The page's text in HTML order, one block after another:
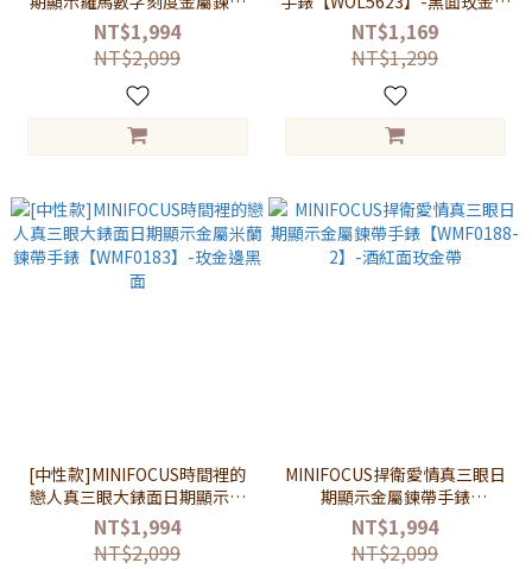
手錶【WMF041588】-黑面玫
金框黑帶
NT$1,994
NT$2,099
黑帶
NT$1,169
NT$1,299
[中性款]MINIFOCUS時間裡的
戀人真三眼大錶面日期顯示金
屬米蘭鍊帶手錶
【WMF0183】-玫金邊黑面
NT$1,994
NT$2,099
MINIFOCUS捍衛愛情真三眼日
期顯示金屬鍊帶手錶
【WMF0188-2】-酒紅面玫金
帶
NT$1,994
NT$2,099